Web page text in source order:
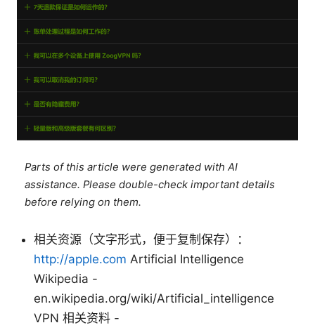
Parts of this article were generated with AI
assistance. Please double-check important details
before relying on them.
相关资源（文字形式，便于复制保存）：
http://apple.com Artificial Intelligence
Wikipedia -
en.wikipedia.org/wiki/Artificial_intelligence
VPN 相关资料 -